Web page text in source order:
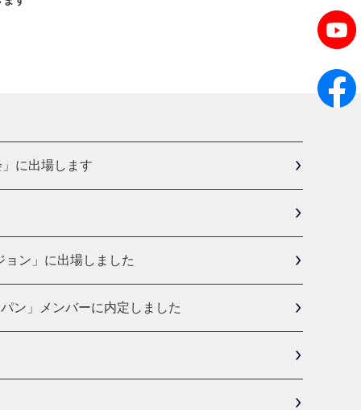
に出場します
ン」に出場しました
ン」メンバーに内定しました